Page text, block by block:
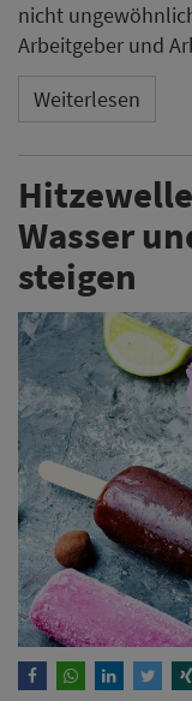
nicht
Arbeitgeber und
Weiterlesen
Wasser
steigen